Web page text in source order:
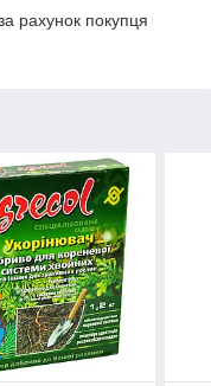
рахунок покупця